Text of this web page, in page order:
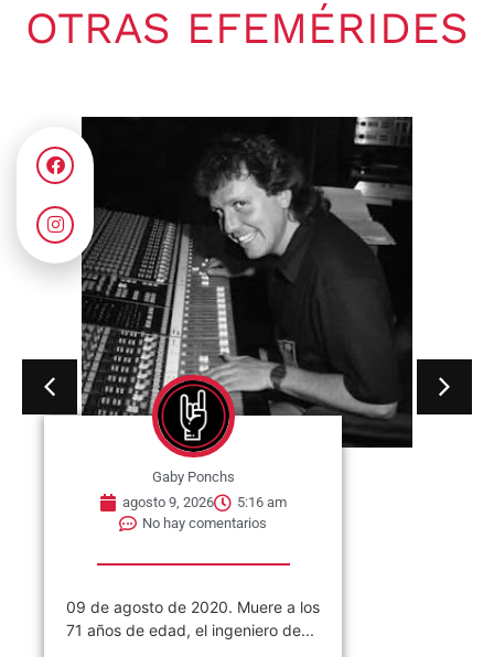
OTRAS EFEMÉRIDES
Gaby Ponchs
agosto 9, 2026
5:16 am
No hay comentarios
09 de agosto de 2020. Muere a los
71 años de edad, el ingeniero de...